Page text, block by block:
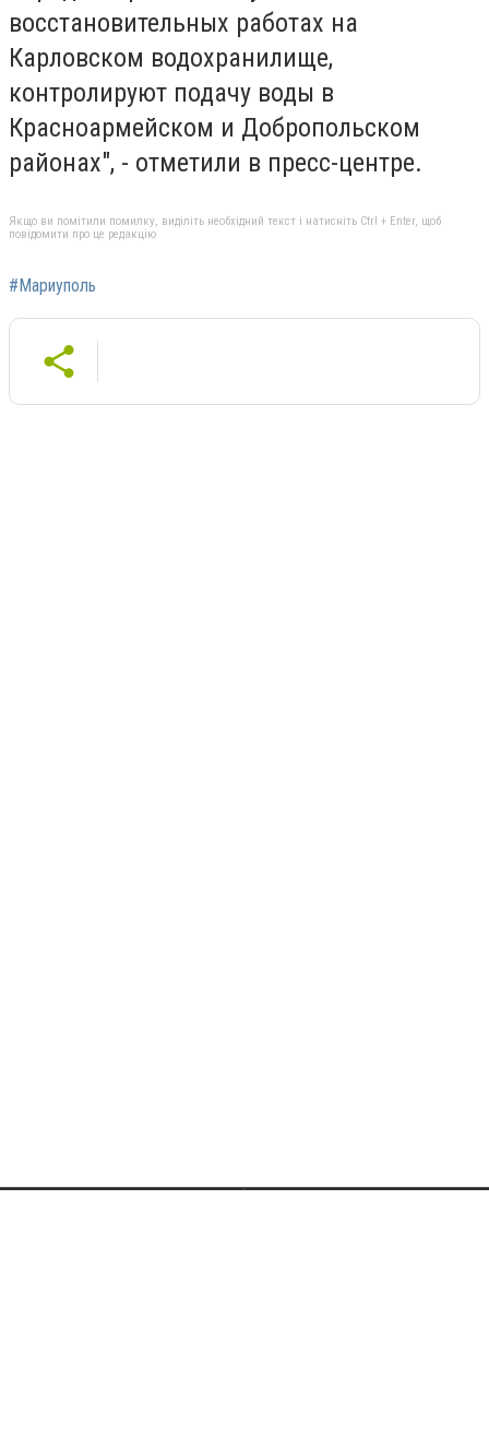
восстановительных работах на
Карловском водохранилище,
контролируют подачу воды в
Красноармейском и Добропольском
районах", - отметили в пресс-центре.
Якщо ви помітили помилку, виділіть необхідний текст і натисніть Ctrl + Enter, щоб
повідомити про це редакцію
#Мариуполь